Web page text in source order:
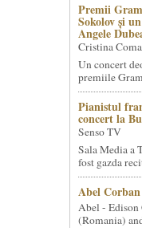
Premii
Sokolov și
Angele
Cristina
Un concert
premiile
Pianistul
concert la
Senso TV
Sala Media a
fost gazda
Abel Corban
Abel - Edison
(Romania)